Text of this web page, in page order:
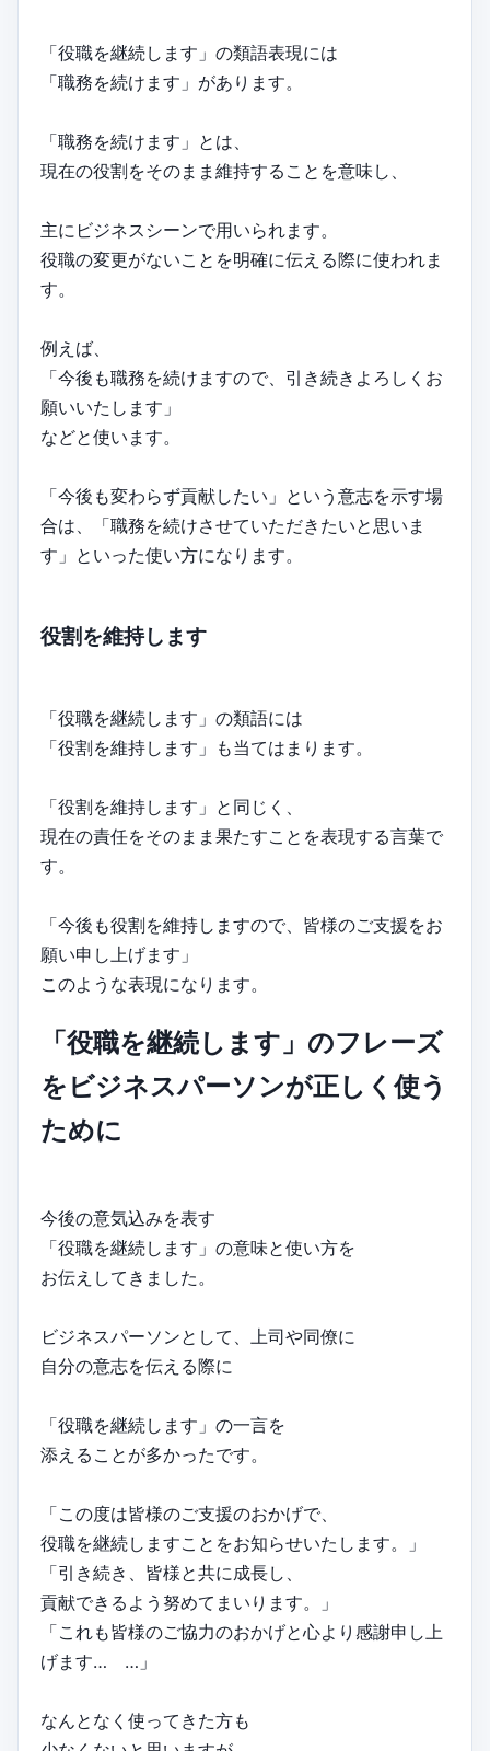
「役職を継続します」の類語表現には
「職務を続けます」があります。
「職務を続けます」とは、
現在の役割をそのまま維持することを意味し、
主にビジネスシーンで用いられます。
役職の変更がないことを明確に伝える際に使われま
す。
例えば、
「今後も職務を続けますので、引き続きよろしくお
願いいたします」
などと使います。
「今後も変わらず貢献したい」という意志を示す場
合は、「職務を続けさせていただきたいと思いま
す」といった使い方になります。
役割を維持します
「役職を継続します」の類語には
「役割を維持します」も当てはまります。
「役割を維持します」と同じく、
現在の責任をそのまま果たすことを表現する言葉で
す。
「今後も役割を維持しますので、皆様のご支援をお
願い申し上げます」
このような表現になります。
「役職を継続します」のフレーズ
をビジネスパーソンが正しく使う
ために
今後の意気込みを表す
「役職を継続します」の意味と使い方を
お伝えしてきました。
ビジネスパーソンとして、上司や同僚に
自分の意志を伝える際に
「役職を継続します」の一言を
添えることが多かったです。
「この度は皆様のご支援のおかげで、
役職を継続しますことをお知らせいたします。」
「引き続き、皆様と共に成長し、
貢献できるよう努めてまいります。」
「これも皆様のご協力のおかげと心より感謝申し上
げます… …」
なんとなく使ってきた方も